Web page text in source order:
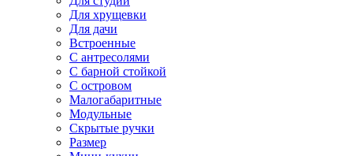
Для хрущевки
Для дачи
Встроенные
С антресолями
С барной стойкой
С островом
Малогабаритные
Модульные
Скрытые ручки
Размер